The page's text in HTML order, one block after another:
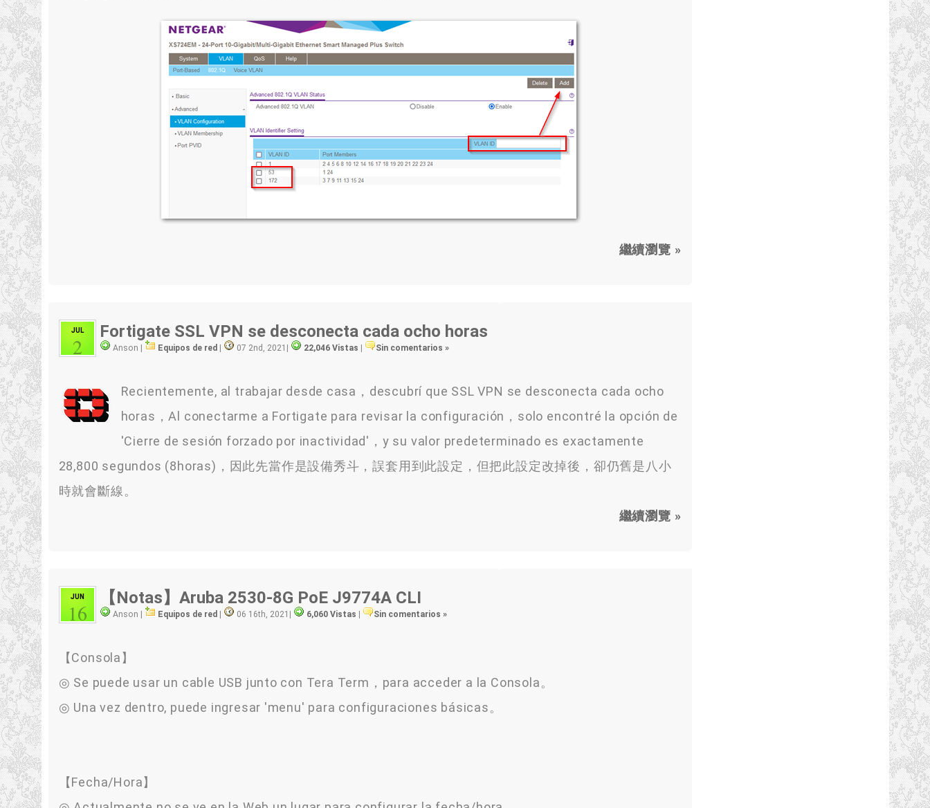
繼續瀏覽 »
JUL
2
Fortigate SSL VPN se desconecta cada ocho horas
Anson | Equipos de red | 07 2nd, 2021 | 22,046 Vistas | Sin comentarios »
Recientemente, al trabajar desde casa，descubrí que SSL VPN se desconecta cada ocho
horas，Al conectarme a Fortigate para revisar la configuración，solo encontré la opción de
'Cierre de sesión forzado por inactividad'，y su valor predeterminado es exactamente
28,800 segundos (8horas)，因此先當作是設備秀斗，誤套用到此設定，但把此設定改掉後，卻仍舊是八小
時就會斷線。
繼續瀏覽 »
JUN
16
【Notas】Aruba 2530-8G PoE J9774A CLI
Anson | Equipos de red | 06 16th, 2021 | 6,060 Vistas | Sin comentarios »
【Consola】
◎ Se puede usar un cable USB junto con Tera Term，para acceder a la Consola。
◎ Una vez dentro, puede ingresar 'menu' para configuraciones básicas。
【Fecha/Hora】